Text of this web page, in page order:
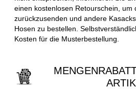
einen kostenlosen Retourschein, um
zurückzusenden und andere
Hosen zu bestellen.
Kosten für die Musterbestellung.